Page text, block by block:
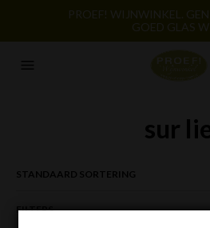
PROEF! WIJNWINKEL.
GOED GLAS
sur
FILTERS